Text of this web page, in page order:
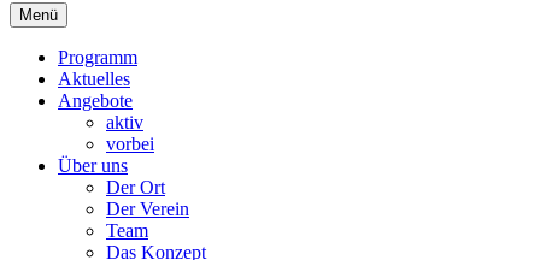
Primäres
Menü
Menü
Programm
Aktuelles
Angebote
aktiv
vorbei
Über uns
Der Ort
Der Verein
Team
Das Konzept